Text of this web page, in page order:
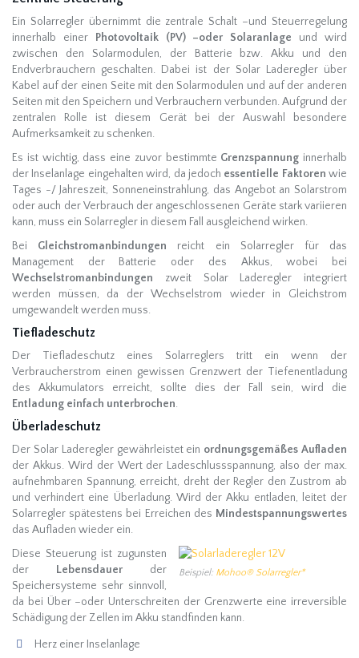
Ein Solarregler übernimmt die zentrale Schalt –und Steuerregelung
innerhalb einer
Photovoltaik (PV) –oder Solaranlage und wird
zwischen den Solarmodulen, der Batterie bzw. Akku und den
Endverbrauchern geschalten. Dabei ist der Solar Laderegler über
Kabel auf der einen Seite mit den Solarmodulen und auf der anderen
Seiten mit den Speichern und Verbrauchern verbunden. Aufgrund der
zentralen Rolle ist diesem Gerät bei der Auswahl besondere
Aufmerksamkeit zu schenken.
Es ist wichtig, dass eine zuvor bestimmte Grenzspannung innerhalb
der Inselanlage eingehalten wird, da jedoch essentielle Faktoren wie
Tages -/ Jahreszeit, Sonneneinstrahlung, das Angebot an Solarstrom
oder auch der Verbrauch der angeschlossenen Geräte stark variieren
kann, muss ein Solarregler in diesem Fall ausgleichend wirken.
Bei Gleichstromanbindungen reicht ein Solarregler für das
Management der Batterie oder des Akkus, wobei bei
Wechselstromanbindungen zweit Solar Laderegler integriert
werden müssen, da der Wechselstrom wieder in Gleichstrom
umgewandelt werden muss.
Tiefladeschutz
Der Tiefladeschutz eines Solarreglers tritt ein wenn der
Verbraucherstrom einen gewissen Grenzwert der Tiefenentladung
des Akkumulators erreicht, sollte dies der Fall sein, wird die
Entladung einfach unterbrochen.
Überladeschutz
Der Solar Laderegler gewährleistet ein ordnungsgemäßes Aufladen
der Akkus. Wird der Wert der Ladeschlussspannung, also der max.
aufnehmbaren Spannung, erreicht, dreht der Regler den Zustrom ab
und verhindert eine Überladung. Wird der Akku entladen, leitet der
Solarregler spätestens bei Erreichen des Mindestspannungswertes
das Aufladen wieder ein.
Beispiel: Mohoo® Solarregler*
Diese Steuerung ist zugunsten
der
Lebensdauer der
Speichersysteme sehr sinnvoll,
da bei Über –oder Unterschreiten der Grenzwerte eine irreversible
Schädigung der Zellen im Akku standfinden kann.
Herz einer Inselanlage